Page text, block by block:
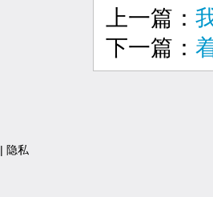
上一篇：
下一篇：
| 隐私